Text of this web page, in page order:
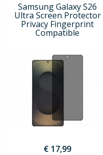
Samsung Galaxy S26
Ultra Screen Protector
Privacy Fingerprint
Compatible
€ 17,99